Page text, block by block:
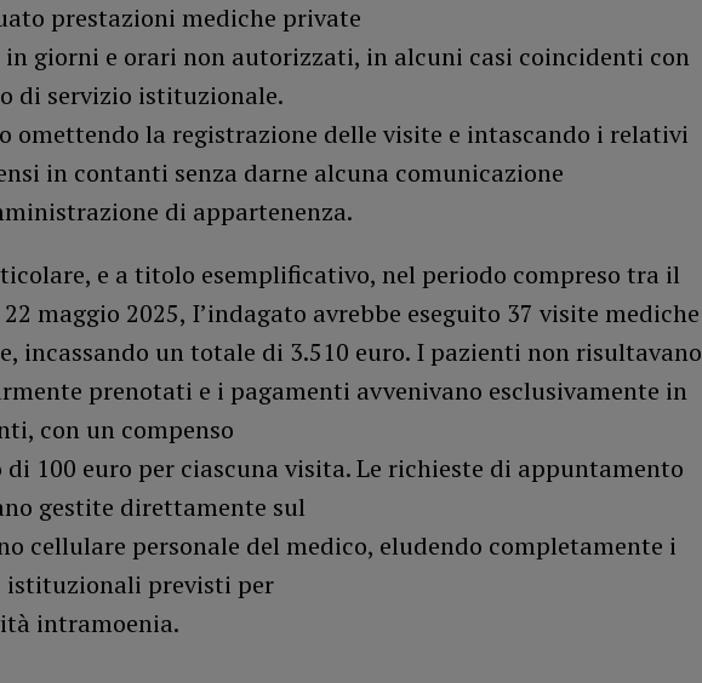
prestazioni mediche private
in giorni e orari non autorizzati, in alcuni casi coincidenti con
di servizio istituzionale.
omettendo la registrazione delle visite e intascando i relativi
in contanti senza darne alcuna comunicazione
di appartenenza.
e a titolo esemplificativo, nel periodo compreso tra il
22 maggio 2025, I’indagato avrebbe eseguito 37 visite mediche
incassando un totale di 3.510 euro. I pazienti non risultavano
prenotati e i pagamenti avvenivano esclusivamente in
con un compenso
di 100 euro per ciascuna visita. Le richieste di appuntamento
gestite direttamente sul
cellulare personale del medico, eludendo completamente i
istituzionali previsti per
intramoenia.